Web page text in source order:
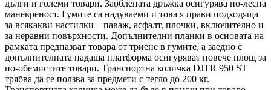
дълги и големи товари. Заоблената дръжка осигурява по-лесна
маневреност. Гумите са надуваеми и това я прави подходяща
за всякакви настилки – паваж, асфалт, плочки, включително и
за неравни повърхности. Допълнителни планки в основата на
рамката предпазват товара от триене в гумите, а заедно с
допълнителната падаща платформа осигуряват повече площ за
по-обемистите товари. Транспортна количка DJTR 950 ST
трябва да се ползва за предмети с тегло до 200 кг.